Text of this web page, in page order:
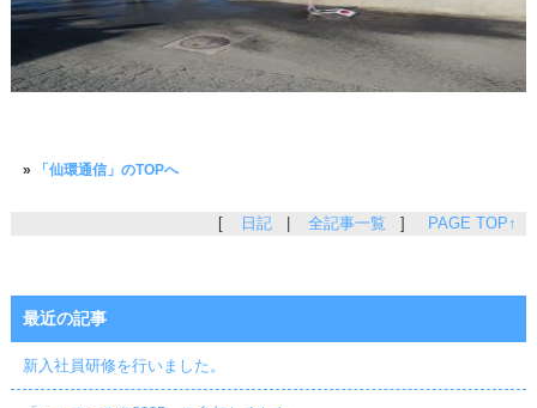
» 「仙環通信」のTOPへ
[ 日記 全記事一覧 ] PAGE TOP↑
最近の記事
新入社員研修を行いました。